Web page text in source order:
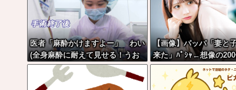
医者「麻酔かけますよー」 わい
(全身麻酔に耐えて見せる！うお
おおおおお！！！！)
【画像】パッパ「妻と
来た」ﾊﾟｼｬ←想像の
しくて草